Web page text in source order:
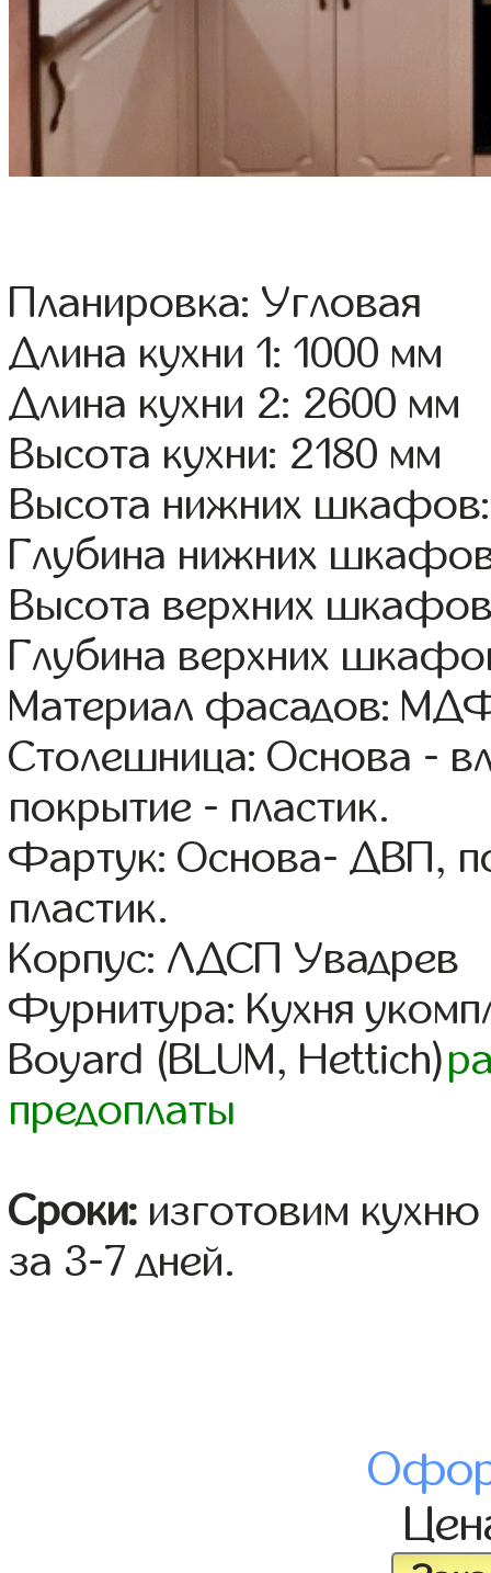
Планировка: Угловая
Длина кухни 1: 1000 мм
Длина кухни 2: 2600 мм
Высота кухни: 2180 мм
Высота нижних
Глубина нижних
Высота верхних
Глубина верхних
Материал фасадов:
Столешница: Основа -
покрытие - пластик.
Фартук: Основа- ДВП,
пластик.
Корпус: ЛДСП Увадрев
Фурнитура: Кухня
Boyard (BLUM, Hettich)
предоплаты
Сроки: изготовим
за 3-7 дней.